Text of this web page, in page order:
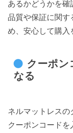
あるかどうかを
品質や保証に関す
め、安心して購入
クーポン
なる
ネルマットレス
クーポンコード